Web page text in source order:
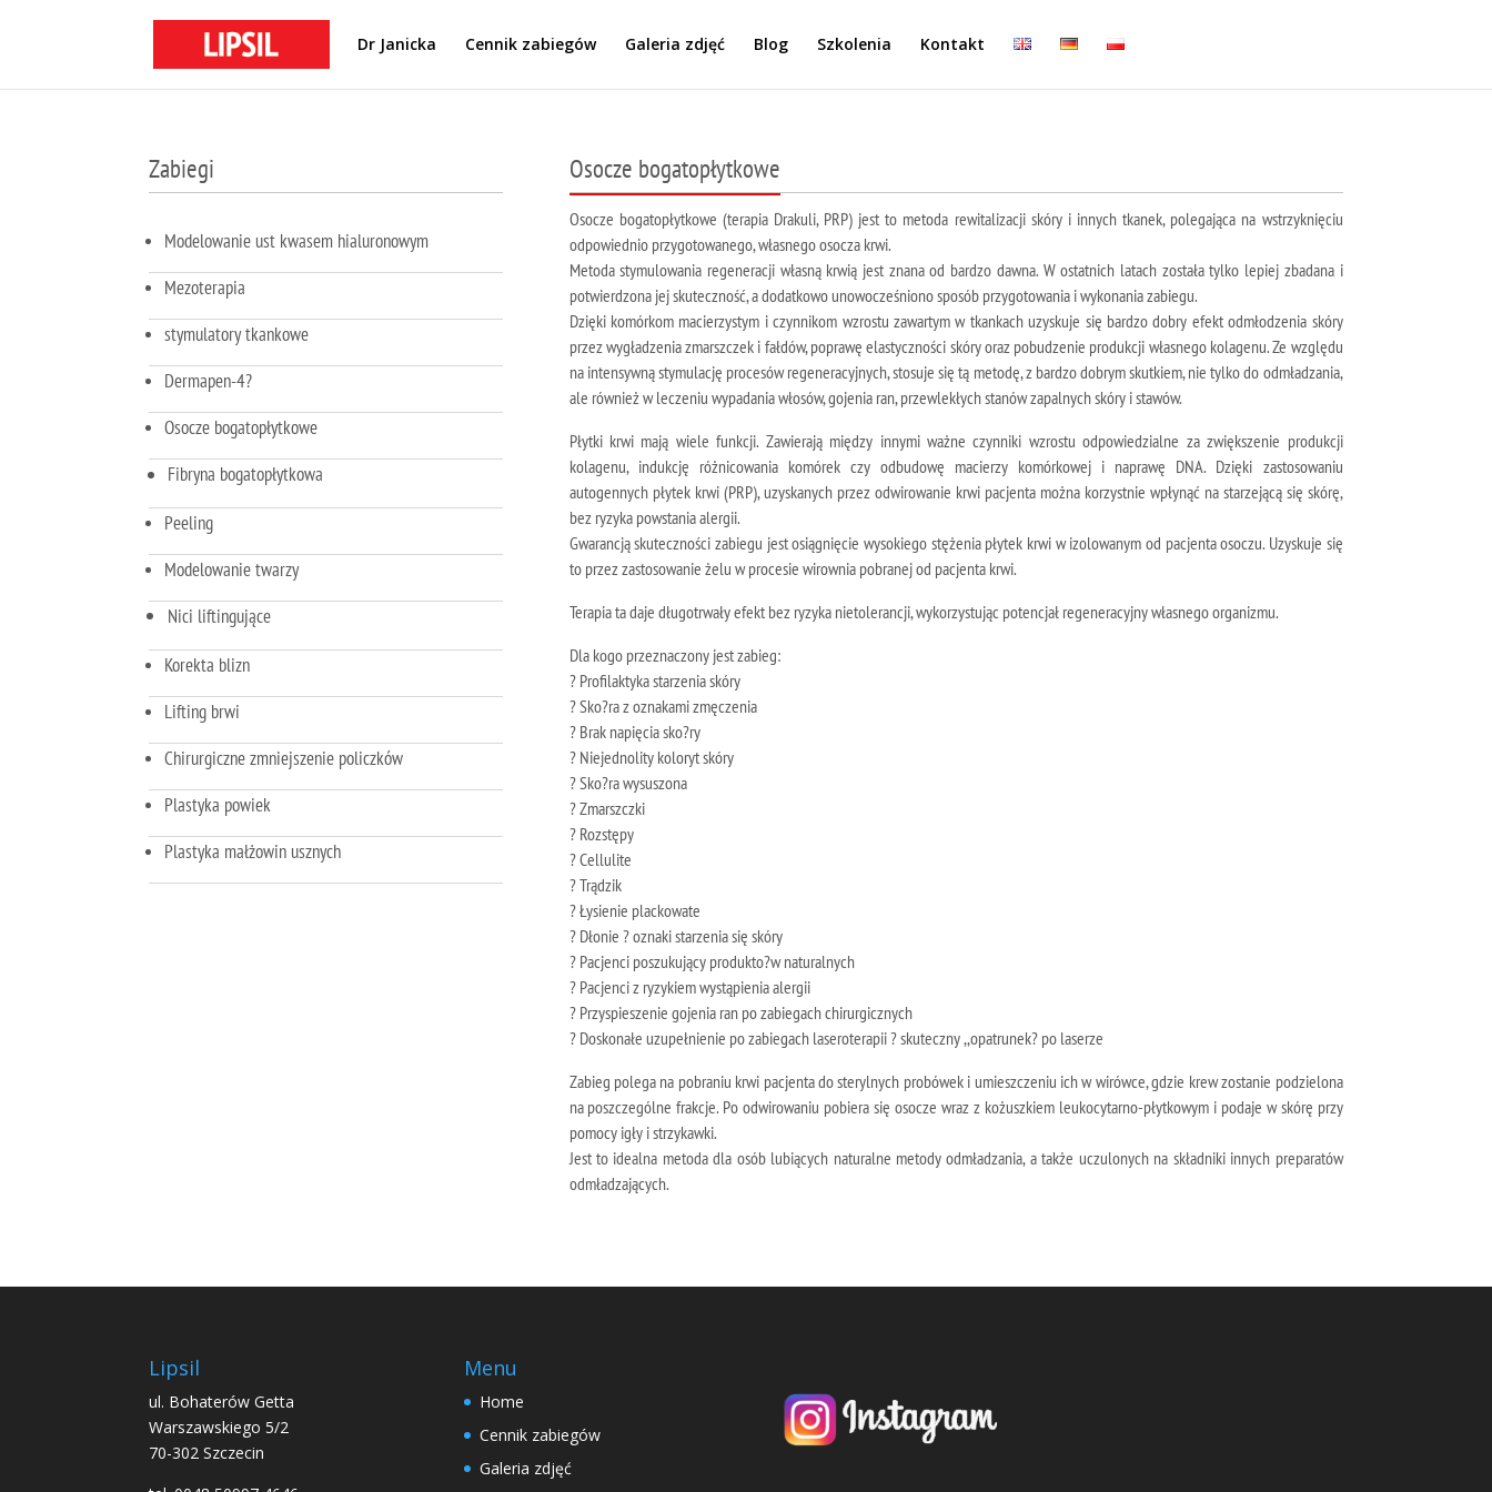
Dr Janicka Cennik zabiegów Galeria zdjęć Blog Szkolenia Kontakt
Zabiegi
Modelowanie ust kwasem hialuronowym
Mezoterapia
stymulatory tkankowe
Dermapen-4?
Osocze bogatopłytkowe
Fibryna bogatopłytkowa
Peeling
Modelowanie twarzy
Nici liftingujące
Korekta blizn
Lifting brwi
Chirurgiczne zmniejszenie policzków
Plastyka powiek
Plastyka małżowin usznych
Osocze bogatopłytkowe
Osocze bogatopłytkowe (terapia Drakuli, PRP) jest to metoda rewitalizacji skóry i innych tkanek, polegająca na wstrzyknięciu
odpowiednio przygotowanego, własnego osocza krwi.
Metoda stymulowania regeneracji własną krwią jest znana od bardzo dawna. W ostatnich latach została tylko lepiej zbadana i
potwierdzona jej skuteczność, a dodatkowo unowocześniono sposób przygotowania i wykonania zabiegu.
Dzięki komórkom macierzystym i czynnikom wzrostu zawartym w tkankach uzyskuje się bardzo dobry efekt odmłodzenia skóry
przez wygładzenia zmarszczek i fałdów, poprawę elastyczności skóry oraz pobudzenie produkcji własnego kolagenu. Ze względu
na intensywną stymulację procesów regeneracyjnych, stosuje się tą metodę, z bardzo dobrym skutkiem, nie tylko do odmładzania,
ale również w leczeniu wypadania włosów, gojenia ran, przewlekłych stanów zapalnych skóry i stawów.
Płytki krwi mają wiele funkcji. Zawierają między innymi ważne czynniki wzrostu odpowiedzialne za zwiększenie produkcji
kolagenu, indukcję różnicowania komórek czy odbudowę macierzy komórkowej i naprawę DNA. Dzięki zastosowaniu
autogennych płytek krwi (PRP), uzyskanych przez odwirowanie krwi pacjenta można korzystnie wpłynąć na starzejącą się skórę,
bez ryzyka powstania alergii.
Gwarancją skuteczności zabiegu jest osiągnięcie wysokiego stężenia płytek krwi w izolowanym od pacjenta osoczu. Uzyskuje się
to przez zastosowanie żelu w procesie wirownia pobranej od pacjenta krwi.
Terapia ta daje długotrwały efekt bez ryzyka nietolerancji, wykorzystując potencjał regeneracyjny własnego organizmu.
Dla kogo przeznaczony jest zabieg:
? Profilaktyka starzenia skóry
? Sko?ra z oznakami zmęczenia
? Brak napięcia sko?ry
? Niejednolity koloryt skóry
? Sko?ra wysuszona
? Zmarszczki
? Rozstępy
? Cellulite
? Trądzik
? Łysienie plackowate
? Dłonie ? oznaki starzenia się skóry
? Pacjenci poszukujący produkto?w naturalnych
? Pacjenci z ryzykiem wystąpienia alergii
? Przyspieszenie gojenia ran po zabiegach chirurgicznych
? Doskonałe uzupełnienie po zabiegach laseroterapii ? skuteczny ,,opatrunek? po laserze
Zabieg polega na pobraniu krwi pacjenta do sterylnych probówek i umieszczeniu ich w wirówce, gdzie krew zostanie podzielona
na poszczególne frakcje. Po odwirowaniu pobiera się osocze wraz z kożuszkiem leukocytarno-płytkowym i podaje w skórę przy
pomocy igły i strzykawki.
Jest to idealna metoda dla osób lubiących naturalne metody odmładzania, a także uczulonych na składniki innych preparatów
odmładzających.
Lipsil
ul. Bohaterów Getta
Warszawskiego 5/2
70-302 Szczecin
Menu
Home
Cennik zabiegów
Galeria zdjęć